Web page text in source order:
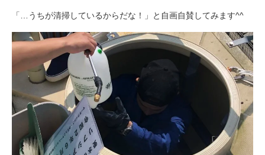
「…うちが清掃しているからだな！」と自画自賛してみます^^